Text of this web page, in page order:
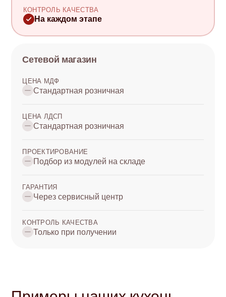
КОНТРОЛЬ КАЧЕСТВА
На каждом этапе
Сетевой магазин
ЦЕНА МДФ
Стандартная розничная
ЦЕНА ЛДСП
Стандартная розничная
ПРОЕКТИРОВАНИЕ
Подбор из модулей на складе
ГАРАНТИЯ
Через сервисный центр
КОНТРОЛЬ КАЧЕСТВА
Только при получении